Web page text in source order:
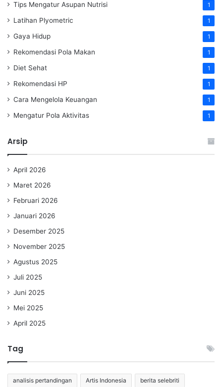
Tips Mengatur Asupan Nutrisi 1
Latihan Plyometric 1
Gaya Hidup 1
Rekomendasi Pola Makan 1
Diet Sehat 1
Rekomendasi HP 1
Cara Mengelola Keuangan 1
Mengatur Pola Aktivitas 1
Arsip
April 2026
Maret 2026
Februari 2026
Januari 2026
Desember 2025
November 2025
Agustus 2025
Juli 2025
Juni 2025
Mei 2025
April 2025
Tag
analisis pertandingan Artis Indonesia berita selebriti